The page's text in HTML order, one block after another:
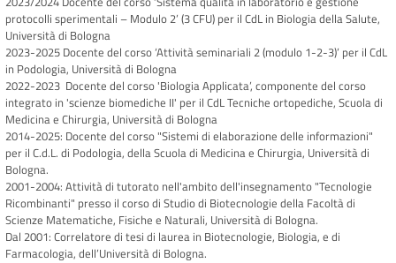
protocolli sperimentali – Modulo 2’ (3 CFU) per il CdL in Biologia della Salute,
Università di Bologna
2023-2025 Docente del corso ‘Attività seminariali 2 (modulo 1-2-3)’ per il CdL
in Podologia, Università di Bologna
2022-2023 Docente del corso 'Biologia Applicata’, componente del corso
integrato in 'scienze biomediche II' per il CdL Tecniche ortopediche, Scuola di
Medicina e Chirurgia, Università di Bologna
2014-2025: Docente del corso "Sistemi di elaborazione delle informazioni"
per il C.d.L. di Podologia, della Scuola di Medicina e Chirurgia, Università di
Bologna.
2001-2004: Attività di tutorato nell'ambito dell'insegnamento "Tecnologie
Ricombinanti" presso il corso di Studio di Biotecnologie della Facoltà di
Scienze Matematiche, Fisiche e Naturali, Università di Bologna.
Dal 2001: Correlatore di tesi di laurea in Biotecnologie, Biologia, e di
Farmacologia, dell’Università di Bologna.